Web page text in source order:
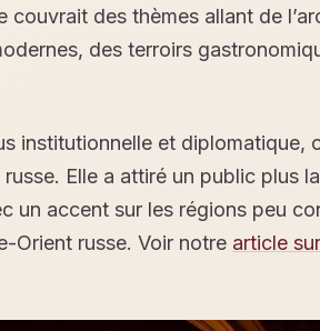
couvrait des thèmes allant de
des terroirs
institutionnelle et diplomatique,
Elle a attiré un public plus
un accent sur les régions peu
Orient russe. Voir notre article